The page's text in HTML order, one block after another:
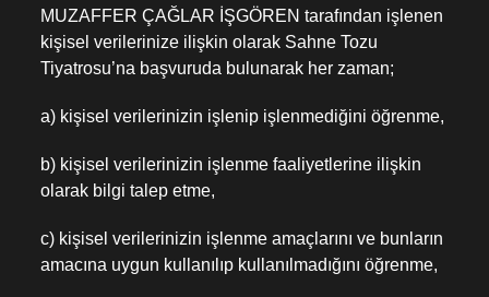
MUZAFFER ÇAĞLAR İŞGÖREN tarafından işlenen
kişisel verilerinize ilişkin olarak Sahne Tozu
Tiyatrosu’na başvuruda bulunarak her zaman;
a) kişisel verilerinizin işlenip işlenmediğini öğrenme,
b) kişisel verilerinizin işlenme faaliyetlerine ilişkin
olarak bilgi talep etme,
c) kişisel verilerinizin işlenme amaçlarını ve bunların
amacına uygun kullanılıp kullanılmadığını öğrenme,